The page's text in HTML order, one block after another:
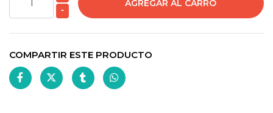
-
COMPARTIR ESTE PRODUCTO